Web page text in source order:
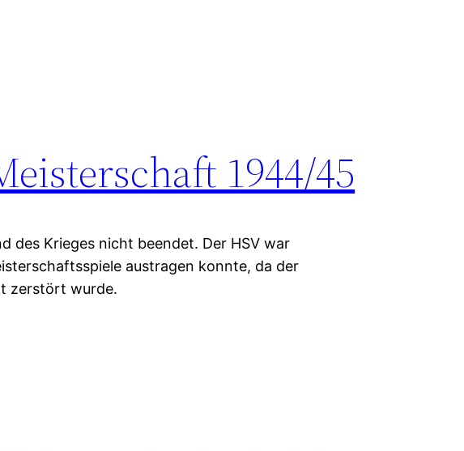
1944/45
des Krieges nicht beendet. Der HSV war
austragen konnte, da der
zerstört wurde.